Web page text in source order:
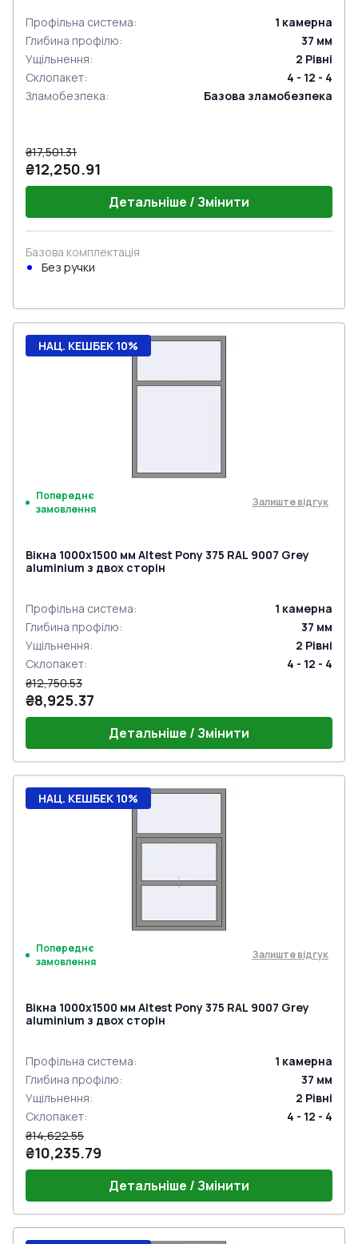
Профільна система: 1 камерна
Глибина профілю: 37 мм
Ущільнення: 2 Рівні
Склопакет:
4 - 12 - 4
Зламобезпека: Базова зламобезпека
₴17,501.31
₴12,250.91
Детальніше / Змінити
Базова комплектація
Без ручки
НАЦ. КЕШБЕК 10%
Попереднє
замовлення
Залиште відгук
Вікна 1000x1500 мм Altest Pony 375 RAL 9007 Grey
aluminium з двох сторін
Профільна система: 1 камерна
Глибина профілю: 37 мм
Ущільнення: 2 Рівні
Склопакет:
4 - 12 - 4
₴12,750.53
₴8,925.37
Детальніше / Змінити
НАЦ. КЕШБЕК 10%
Попереднє
замовлення
Залиште відгук
Вікна 1000x1500 мм Altest Pony 375 RAL 9007 Grey
aluminium з двох сторін
Профільна система: 1 камерна
Глибина профілю: 37 мм
Ущільнення: 2 Рівні
Склопакет:
4 - 12 - 4
₴14,622.55
₴10,235.79
Детальніше / Змінити